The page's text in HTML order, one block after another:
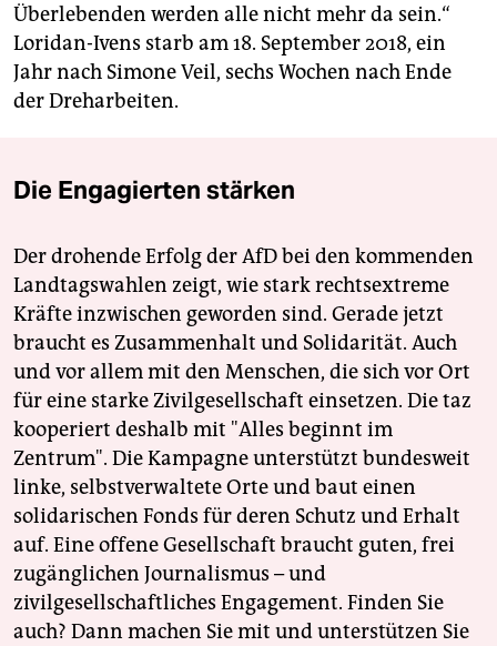
Überlebenden werden alle nicht mehr da sein.“
Loridan-Ivens starb am 18. September 2018, ein
Jahr nach Simone Veil, sechs Wochen nach Ende
der Dreharbeiten.
Die Engagierten stärken
Der drohende Erfolg der AfD bei den kommenden
Landtagswahlen zeigt, wie stark rechtsextreme
Kräfte inzwischen geworden sind. Gerade jetzt
braucht es Zusammenhalt und Solidarität. Auch
und vor allem mit den Menschen, die sich vor Ort
für eine starke Zivilgesellschaft einsetzen. Die taz
kooperiert deshalb mit "Alles beginnt im
Zentrum". Die Kampagne unterstützt bundesweit
linke, selbstverwaltete Orte und baut einen
solidarischen Fonds für deren Schutz und Erhalt
auf. Eine offene Gesellschaft braucht guten, frei
zugänglichen Journalismus – und
zivilgesellschaftliches Engagement. Finden Sie
auch? Dann machen Sie mit und unterstützen Sie